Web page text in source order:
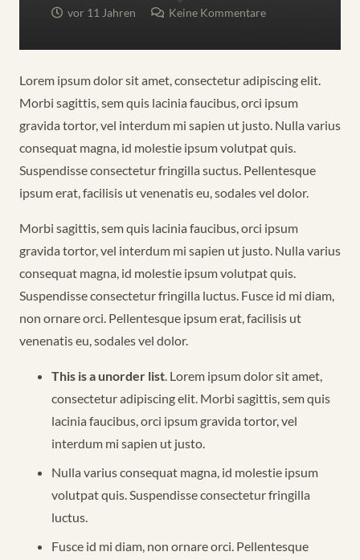
vor 11 Jahren Keine Kommentare
Lorem ipsum dolor sit amet, consectetur adipiscing elit.
Morbi sagittis, sem quis lacinia faucibus, orci ipsum
gravida tortor, vel interdum mi sapien ut justo. Nulla varius
consequat magna, id molestie ipsum volutpat quis.
Suspendisse consectetur fringilla suctus. Pellentesque
ipsum erat, facilisis ut venenatis eu, sodales vel dolor.
Morbi sagittis, sem quis lacinia faucibus, orci ipsum
gravida tortor, vel interdum mi sapien ut justo. Nulla varius
consequat magna, id molestie ipsum volutpat quis.
Suspendisse consectetur fringilla luctus. Fusce id mi diam,
non ornare orci. Pellentesque ipsum erat, facilisis ut
venenatis eu, sodales vel dolor.
This is a unorder list. Lorem ipsum dolor sit amet,
consectetur adipiscing elit. Morbi sagittis, sem quis
lacinia faucibus, orci ipsum gravida tortor, vel
interdum mi sapien ut justo.
Nulla varius consequat magna, id molestie ipsum
volutpat quis. Suspendisse consectetur fringilla
luctus.
Fusce id mi diam, non ornare orci. Pellentesque